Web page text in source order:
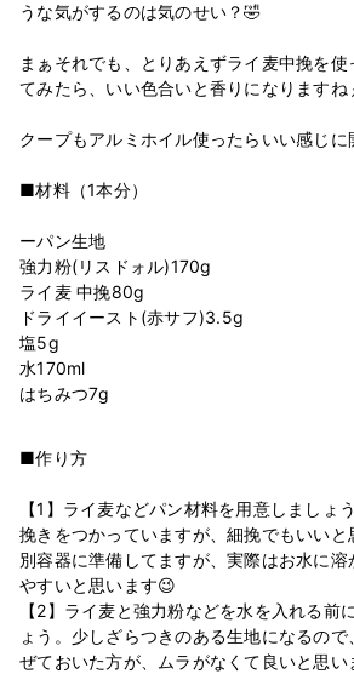
うな気がするのは気のせい？🤣
まぁそれでも、とりあえずライ麦中挽を
てみたら、いい色合いと香りになりますね
クープもアルミホイル使ったらいい感じ
■材料（1本分）
ーパン生地
強力粉(リスドォル)170g
ライ麦 中挽80g
ドライイースト(赤サフ)3.5g
塩5g
水170ml
■作り方
【1】ライ麦などパン材料を用意しましょ
挽きをつかっていますが、細挽でもいいと
別容器に準備してますが、実際はお水に
やすいと思います😉
【2】ライ麦と強力粉などを水を入れる前
ょう。少しざらつきのある生地になるの
ぜておいた方が、ムラがなくて良いと思い